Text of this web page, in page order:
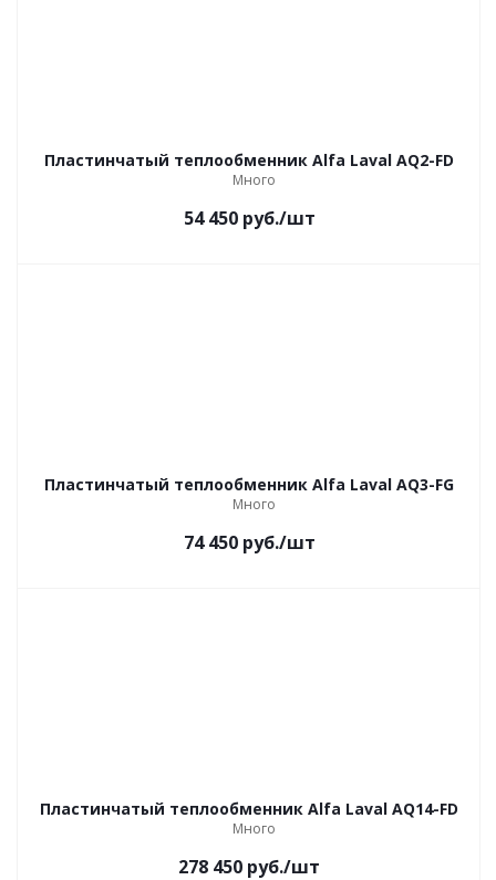
Пластинчатый теплообменник Alfa Laval AQ2-FD
Много
54 450руб./шт
Пластинчатый теплообменник Alfa Laval AQ3-FG
Много
74 450руб./шт
Пластинчатый теплообменник Alfa Laval AQ14-FD
Много
278 450 руб./шт